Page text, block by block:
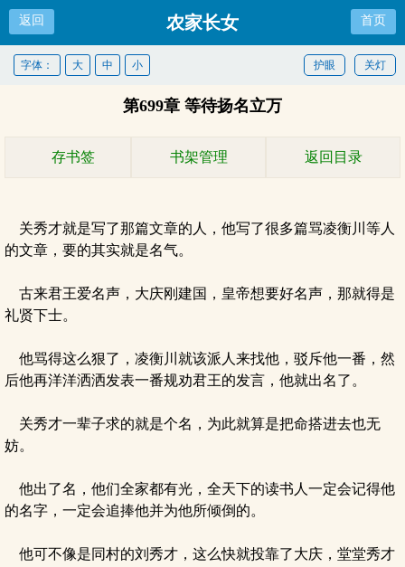
返回 农家长女 首页
关灯
护眼
字体： 大 中 小
第699章 等待扬名立万
存书签 书架管理 返回目录
关秀才就是写了那篇文章的人，他写了很多篇骂凌衡川等人
的文章，要的其实就是名气。
古来君王爱名声，大庆刚建国，皇帝想要好名声，那就得是
礼贤下士。
他骂得这么狠了，凌衡川就该派人来找他，驳斥他一番，然
后他再洋洋洒洒发表一番规劝君王的发言，他就出名了。
关秀才一辈子求的就是个名，为此就算是把命搭进去也无
妨。
他出了名，他们全家都有光，全天下的读书人一定会记得他
的名字，一定会追捧他并为他所倾倒的。
他可不像是同村的刘秀才，这么快就投靠了大庆，堂堂秀才